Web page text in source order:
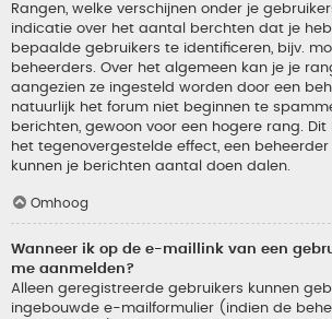
Rangen, welke verschijnen onder je
indicatie over het aantal berchten dat je
bepaalde gebruikers te identificeren, bijv.
beheerders. Over het algemeen kan je je
aangezien ze ingesteld worden door een
natuurlijk het forum niet beginnen te
berichten, gewoon voor een hogere rang. Dit
het tegenovergestelde effect, een
kunnen je berichten aantal doen dalen.
Omhoog
Wanneer ik op de e-maillink van een
me aanmelden?
Alleen geregistreerde gebruikers kunnen
ingebouwde e-mailformulier (indien de